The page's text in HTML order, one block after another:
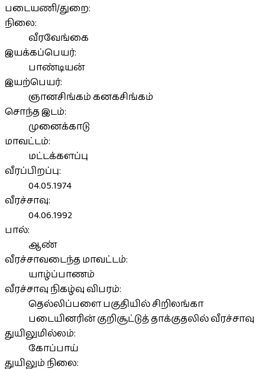
படையணி/துறை:
நிலை:
வீரவேங்கை
இயக்கப்பெயர்:
பாண்டியன்
இயற்பெயர்:
ஞானசிங்கம் கனகசிங்கம்
சொந்த இடம்:
முனைக்காடு
மாவட்டம்:
மட்டக்களப்பு
வீரப்பிறப்பு:
04.05.1974
வீரச்சாவு:
04.06.1992
பால்:
ஆண்
வீரச்சாவடைந்த மாவட்டம்:
யாழ்ப்பாணம்
வீரச்சாவு நிகழ்வு விபரம்:
தெல்லிப்பளை பகுதியில் சிறிலங்கா
படையினரின் குறிசூட்டுத் தாக்குதலில் வீரச்சாவு
துயிலுமில்லம்:
கோப்பாய்
துயிலும் நிலை: